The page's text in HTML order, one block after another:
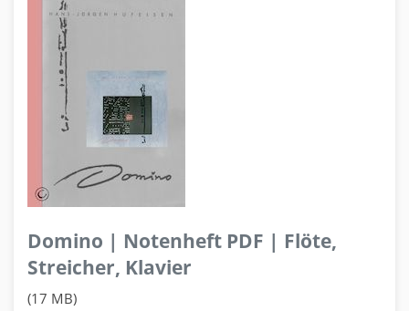
Domino | Notenheft PDF | Flöte,
Streicher, Klavier
(17 MB)